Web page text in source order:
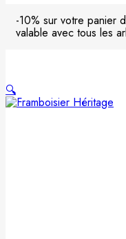
Matériel de
0,00 €
-10% sur votre panier
valable avec tous les
🔍